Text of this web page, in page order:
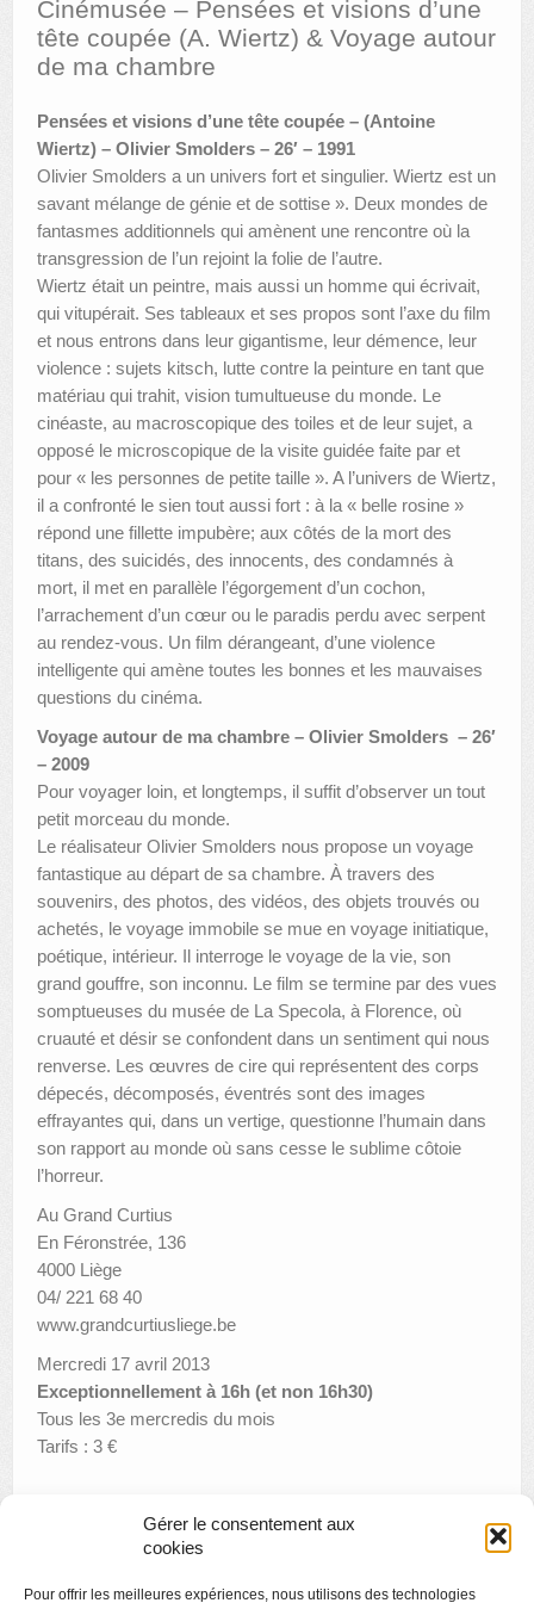
Gérer le consentement aux
cookies
Pour offrir les meilleures expériences, nous utilisons des technologies
AUTRES LIEUX
PUBLICATIONS
LES APPELS À PROJETS
LE PORTAIL DES COLLECTIONS
Cinémusée – Pensées et visions d’une
tête coupée (A. Wiertz) & Voyage autour
de ma chambre
Pensées et visions d’une tête coupée – (Antoine
Wiertz) – Olivier Smolders – 26′ – 1991
Olivier Smolders a un univers fort et singulier. Wiertz est un
savant mélange de génie et de sottise ». Deux mondes de
fantasmes additionnels qui amènent une rencontre où la
transgression de l’un rejoint la folie de l’autre.
Wiertz était un peintre, mais aussi un homme qui écrivait,
qui vitupérait. Ses tableaux et ses propos sont l’axe du film
et nous entrons dans leur gigantisme, leur démence, leur
violence : sujets kitsch, lutte contre la peinture en tant que
matériau qui trahit, vision tumultueuse du monde. Le
cinéaste, au macroscopique des toiles et de leur sujet, a
opposé le microscopique de la visite guidée faite par et
pour « les personnes de petite taille ». A l’univers de Wiertz,
il a confronté le sien tout aussi fort : à la « belle rosine »
répond une fillette impubère; aux côtés de la mort des
titans, des suicidés, des innocents, des condamnés à
mort, il met en parallèle l’égorgement d’un cochon,
l’arrachement d’un cœur ou le paradis perdu avec serpent
au rendez-vous. Un film dérangeant, d’une violence
intelligente qui amène toutes les bonnes et les mauvaises
questions du cinéma.
Voyage autour de ma chambre – Olivier Smolders – 26′
– 2009
Pour voyager loin, et longtemps, il suffit d’observer un tout
petit morceau du monde.
Le réalisateur Olivier Smolders nous propose un voyage
fantastique au départ de sa chambre. À travers des
souvenirs, des photos, des vidéos, des objets trouvés ou
achetés, le voyage immobile se mue en voyage initiatique,
poétique, intérieur. Il interroge le voyage de la vie, son
grand gouffre, son inconnu. Le film se termine par des vues
somptueuses du musée de La Specola, à Florence, où
cruauté et désir se confondent dans un sentiment qui nous
renverse. Les œuvres de cire qui représentent des corps
dépecés, décomposés, éventrés sont des images
effrayantes qui, dans un vertige, questionne l’humain dans
son rapport au monde où sans cesse le sublime côtoie
l’horreur.
Au Grand Curtius
En Féronstrée, 136
4000 Liège
04/ 221 68 40
www.grandcurtiusliege.be
Mercredi 17 avril 2013
Exceptionnellement à 16h (et non 16h30)
Tous les 3e mercredis du mois
Tarifs : 3 €
Biennale internationale de gravure contemporaine
Concession de services publics en vue de l’exploitation du